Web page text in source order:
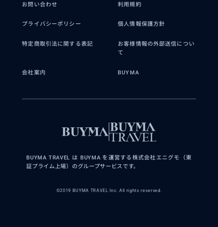
お問い合わせ 利用規約
プライバシーポリシー 個人情報保護方針
特定商取引法に関する表記
お客様情報の外部送信につい
て
会社案内 BUYMA
BUYMA TRAVEL は BUYMA を運営する株式会社エニグモ（東
証プライム上場）のグループサービスです。
©2019 BUYMA TRAVEL Inc. All rights reserved.